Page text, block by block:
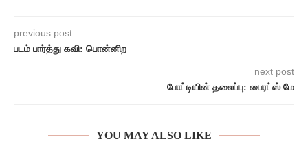
previous post
படம் பார்த்து கவி: பொன்னிற
next post
போட்டியின் தலைப்பு: பைரட்ஸ் மே
YOU MAY ALSO LIKE